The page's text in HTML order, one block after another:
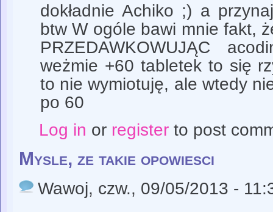
dokładnie Achiko ;) a
btw W ogóle bawi mnie fakt,
PRZEDAWKOWUJĄC
weżmie +60 tabletek to się
to nie wymiotuję, ale wtedy
po 60
Log in or registerto post
Mysle, ze takie opowiesci
Wawoj, czw., 09/05/2013 -